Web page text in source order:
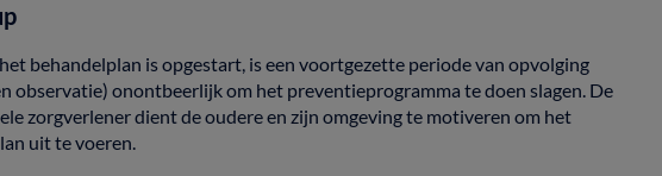
behandelplan is opgestart, iseenvoortgezette periodevanopvolging
observatie)onontbeerlijk om het preventieprogrammatedoenslagen. De
zorgverlenerdientdeoudereenzijnomgevingte motiverenom het
uittevoeren.